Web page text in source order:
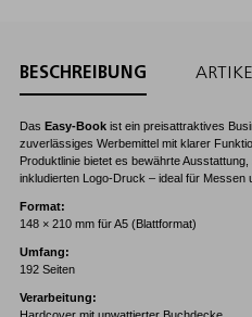
BESCHREIBUNG
Das Easy-Book ist ein preisattraktives
zuverlässiges Werbemittel mit klarer
Produktlinie bietet es bewährte
inkludierten Logo-Druck – ideal für Messen
Format:
148 × 210 mm für A5 (Blattformat)
Umfang:
192 Seiten
Verarbeitung: